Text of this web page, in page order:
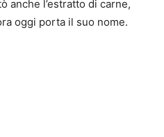
anche l’estratto di carne,
oggi porta il suo nome.